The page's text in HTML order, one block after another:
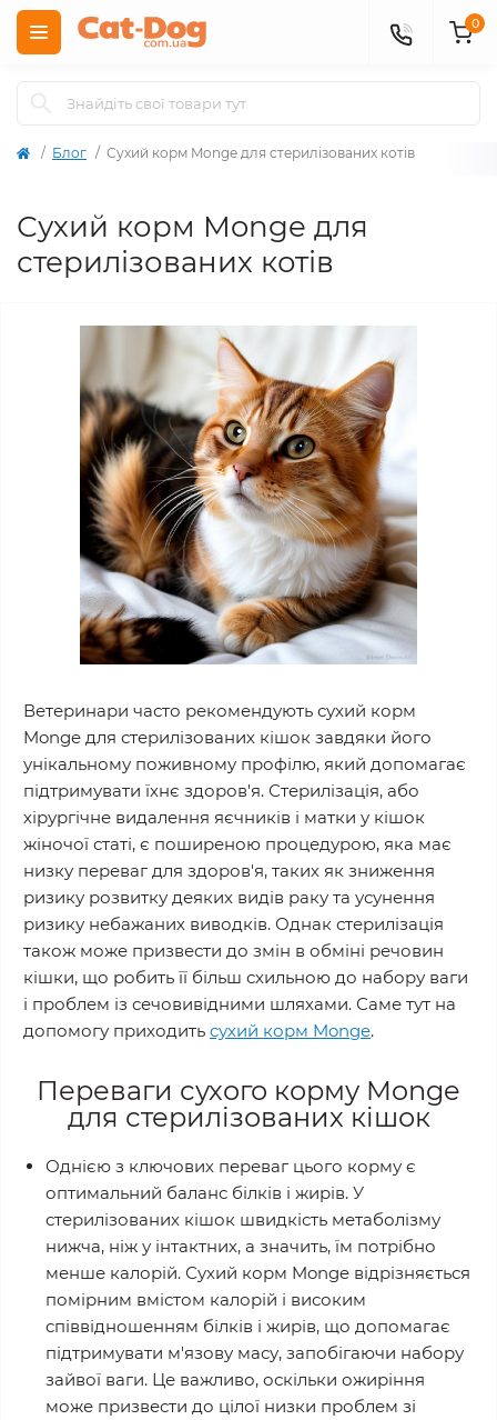
0
Блог Сухий корм Monge для стерилізованих котів
Сухий корм Monge для
стерилізованих котів
Ветеринари часто рекомендують сухий корм
Monge для стерилізованих кішок завдяки його
унікальному поживному профілю, який допомагає
підтримувати їхнє здоров'я. Стерилізація, або
хірургічне видалення яєчників і матки у кішок
жіночої статі, є поширеною процедурою, яка має
низку переваг для здоров'я, таких як зниження
ризику розвитку деяких видів раку та усунення
ризику небажаних виводків. Однак стерилізація
також може призвести до змін в обміні речовин
кішки, що робить її більш схильною до набору ваги
і проблем із сечовивідними шляхами. Саме тут на
допомогу приходить сухий корм Monge.
Переваги сухого корму Monge
для стерилізованих кішок
Однією з ключових переваг цього корму є
оптимальний баланс білків і жирів. У
стерилізованих кішок швидкість метаболізму
нижча, ніж у інтактних, а значить, їм потрібно
менше калорій. Сухий корм Monge відрізняється
помірним вмістом калорій і високим
співвідношенням білків і жирів, що допомагає
підтримувати м'язову масу, запобігаючи набору
зайвої ваги. Це важливо, оскільки ожиріння
може призвести до цілої низки проблем зі